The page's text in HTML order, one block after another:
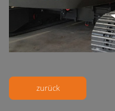
zurück